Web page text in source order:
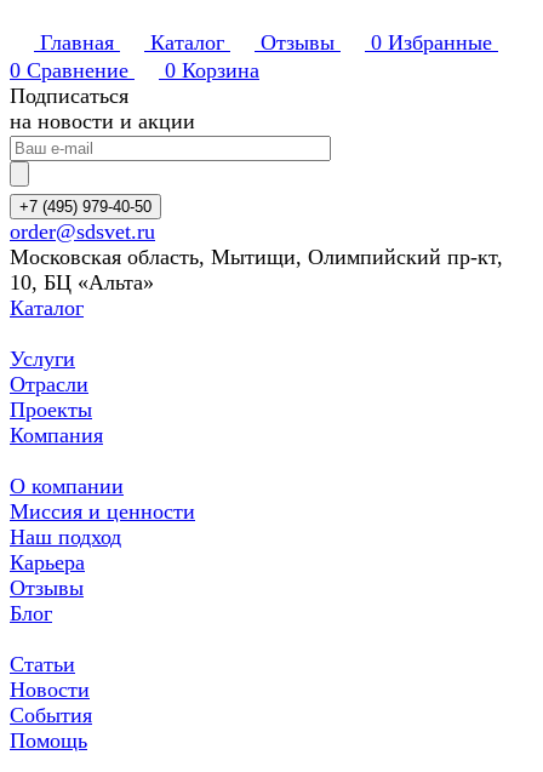
Главная Каталог Отзывы 0 Избранные
0 Сравнение 0 Корзина
Подписаться
на новости и акции
+7 (495) 979-40-50
order@sdsvet.ru
Московская область, Мытищи, Олимпийский пр-кт,
10, БЦ «Альта»
Каталог
Услуги
Отрасли
Проекты
Компания
О компании
Миссия и ценности
Наш подход
Карьера
Отзывы
Блог
Статьи
Новости
События
Помощь